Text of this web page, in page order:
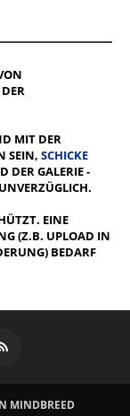
MIT DER
SEIN, SCHICKE
DER GALERIE -
EINE
(Z.B. UPLOAD IN S
BEDARF E
MINDBREED